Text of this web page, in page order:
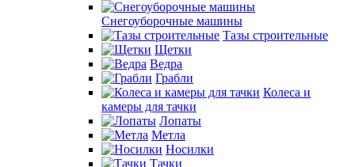
Снегоуборочные машины
Тазы строительные
Щетки
Ведра
Грабли
Колеса и
камеры для тачки
Лопаты
Метла
Носилки
Тачки